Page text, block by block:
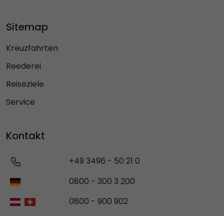
Sitemap
Kreuzfahrten
Reederei
Reiseziele
Service
Kontakt
+49 3496 - 50 21 0
0800 - 300 3 200
0800 - 900 902